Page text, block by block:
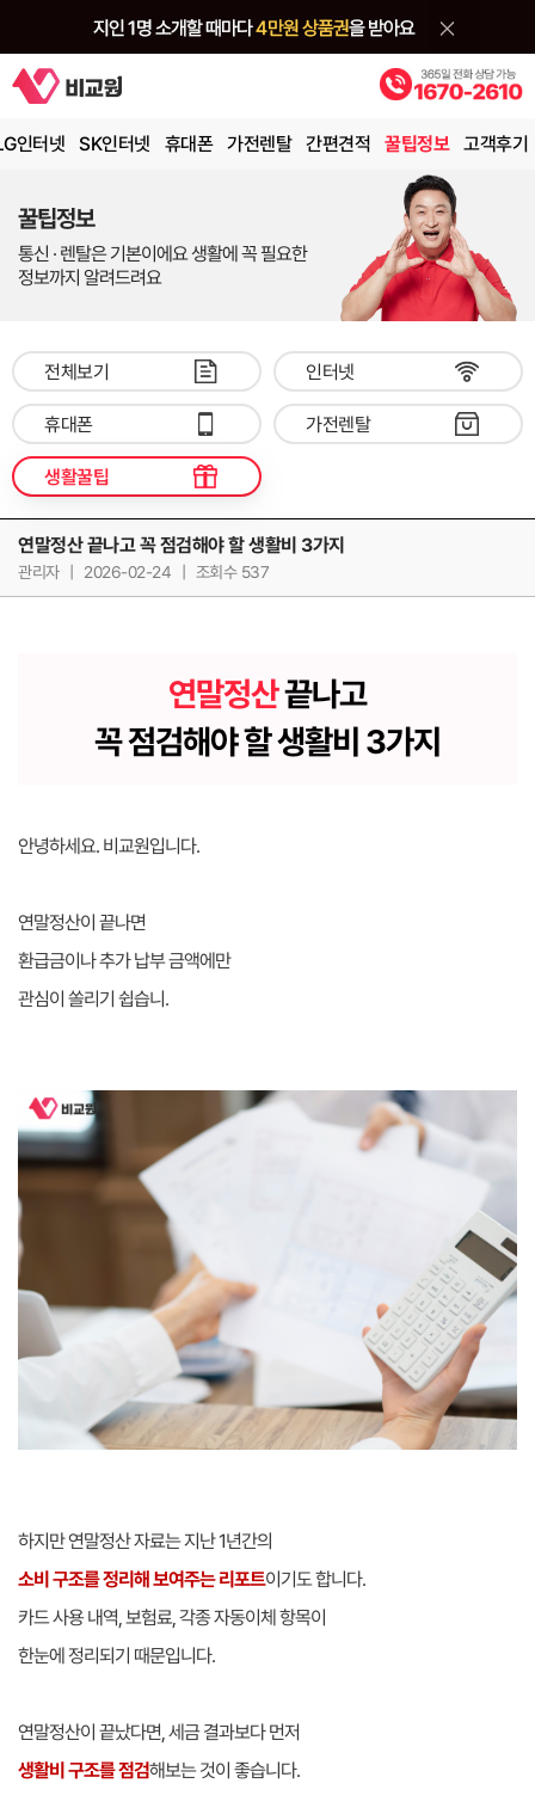
인터넷 SK인터넷 휴대폰 가전렌탈 간편견적 꿀팁정보 고객후기
꿀팁정보
통신 · 렌탈은 기본이에요 생활에 꼭 필요한
정보까지 알려드려요
전체보기 인터넷
휴대폰 가전렌탈
생활꿀팁
연말정산 끝나고 꼭 점검해야 할 생활비 3가지
관리자 2026-02-24 조회수 537
연말정산끝나고
꼭 점검해야 할 생활비 3가지
안녕하세요. 비교원입니다.
연말정산이 끝나면
환급금이나 추가 납부 금액에만
관심이 쏠리기 쉽습니.
하지만 연말정산 자료는 지난 1년간의
소비 구조를 정리해 보여주는 리포트이기도 합니다.
카드 사용 내역, 보험료, 각종 자동이체 항목이
한눈에 정리되기 때문입니다.
연말정산이 끝났다면, 세금 결과보다 먼저
생활비 구조를 점검해보는 것이 좋습니다.